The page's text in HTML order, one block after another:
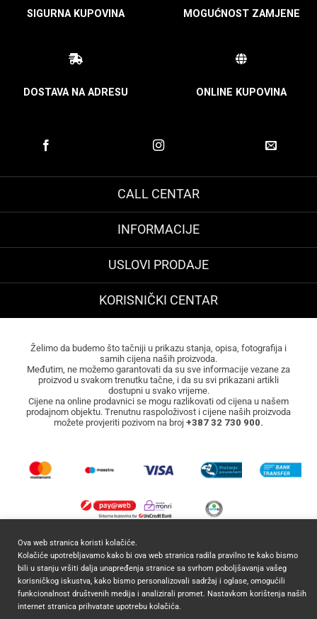
SIGURNA KUPOVINA MOGUĆNOST ZAMJENE
DOSTAVA NA ADRESU ONLINE KUPOVINA
CALL CENTAR
INFORMACIJE
USLOVI PRODAJE
KORISNIČKI CENTAR
Želimo da budemo što tačniji u prikazu stanja, opisa, fotografija i
samih cijena naših proizvoda.
Međutim, ne možemo garantovati da su sve informacije vezane za
proizvod u svakom trenutku tačne, i da su svi prikazani artikli
dostupni u svako vrijeme.
Cijene na online prodavnici se mogu razlikovati od cijena u našem
prodajnom objektu. Trenutnu raspoloživost i cijene naših proizvoda
možete provjeriti pozivom na broj +387 32 730 900.
2026 ©Mocca CommerceSva prava zadržana.
Ova web stranica koristi kolačiće.
Kolačiće upotrebljavamo kako bi ova web stranica radila pravilno te kako bismo
bili u stanju vršiti dalja unapređenja stranice sa svrhom poboljšavanja vašeg
korisničkog iskustva, kako bismo personalizovali sadržaj i oglase, omogućili
funkcionalnost društvenih medija i analizirali promet. Nastavkom korištenja naših
internet stranica prihvatate upotrebu kolačića.